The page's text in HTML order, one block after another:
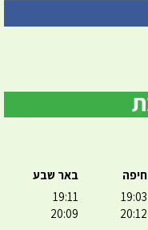
חיפה
19:03
20:12
באר שבע
19:11
20:09